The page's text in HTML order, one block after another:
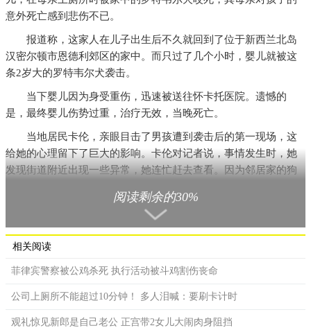
意外死亡感到悲伤不已。
报道称，这家人在儿子出生后不久就回到了位于新西兰北岛
汉密尔顿市恩德利郊区的家中。而只过了几个小时，婴儿就被这
条2岁大的罗特韦尔犬袭击。
当下婴儿因为身受重伤，迅速被送往怀卡托医院。遗憾的
是，最终婴儿伤势过重，治疗无效，当晚死亡。
当地居民卡伦，亲眼目击了男孩遭到袭击后的第一现场，这
给她的心理留下了巨大的影响。卡伦对记者说，事情发生时，她
发现街道附近出现一些异常，她连忙赶去查看。因为邻居家的狗
逃跑而引发的骚动。但是当她走进邻居家中时，她才发现在小男
孩母亲的怀中，这名婴儿满是鲜血。
阅读剩余的30%
相关阅读
菲律宾警察被公鸡杀死 执行活动被斗鸡割伤丧命
公司上厕所不能超过10分钟！ 多人泪喊：要刷卡计时
观礼惊见新郎是自己老公 正宫带2女儿大闹肉身阻挡